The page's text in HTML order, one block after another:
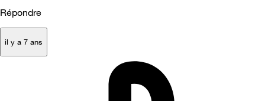
Répondre
il y a 7 ans